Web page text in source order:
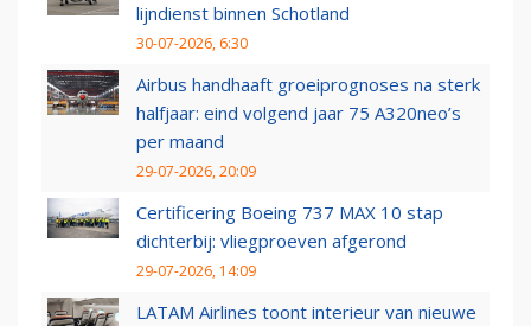
lijndienst binnen Schotland
30-07-2026, 6:30
Airbus handhaaft groeiprognoses na sterk
halfjaar: eind volgend jaar 75 A320neo’s
per maand
29-07-2026, 20:09
Certificering Boeing 737 MAX 10 stap
dichterbij: vliegproeven afgerond
29-07-2026, 14:09
LATAM Airlines toont interieur van nieuwe